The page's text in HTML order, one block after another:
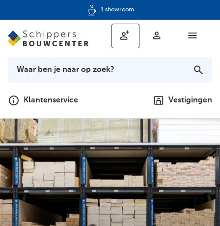
1 showroom
Klantenservice Vestigingen